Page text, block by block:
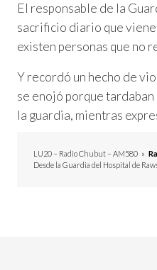
El responsable de la
sacrificio diario que
existen personas que no
Y recordó un hecho de
se enojó porque
la guardia, mientras
LU20 – Radio Chubut – AM580 »
Desde la Guardia del Hospital de